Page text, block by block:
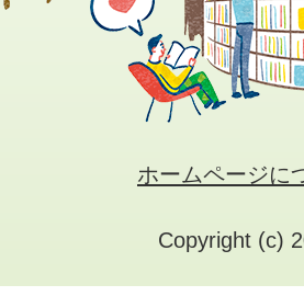
ホームページに
Copyright (c)